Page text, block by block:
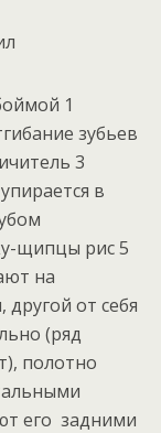
1
зубьев
3
в
щипцы рис 5
на
другой от себя
(ряд
полотно
его задними